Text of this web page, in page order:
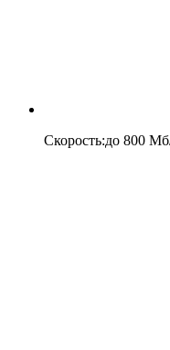
Скорость:до 800